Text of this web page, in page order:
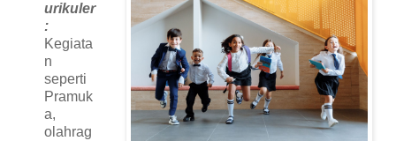
urikuler
:
Kegiata
n
seperti
Pramuk
a,
olahrag